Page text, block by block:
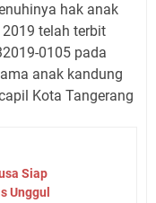
hak anak
telah terbit
0105 pada
anak kandung
Kota Tangerang
Siap
Unggul